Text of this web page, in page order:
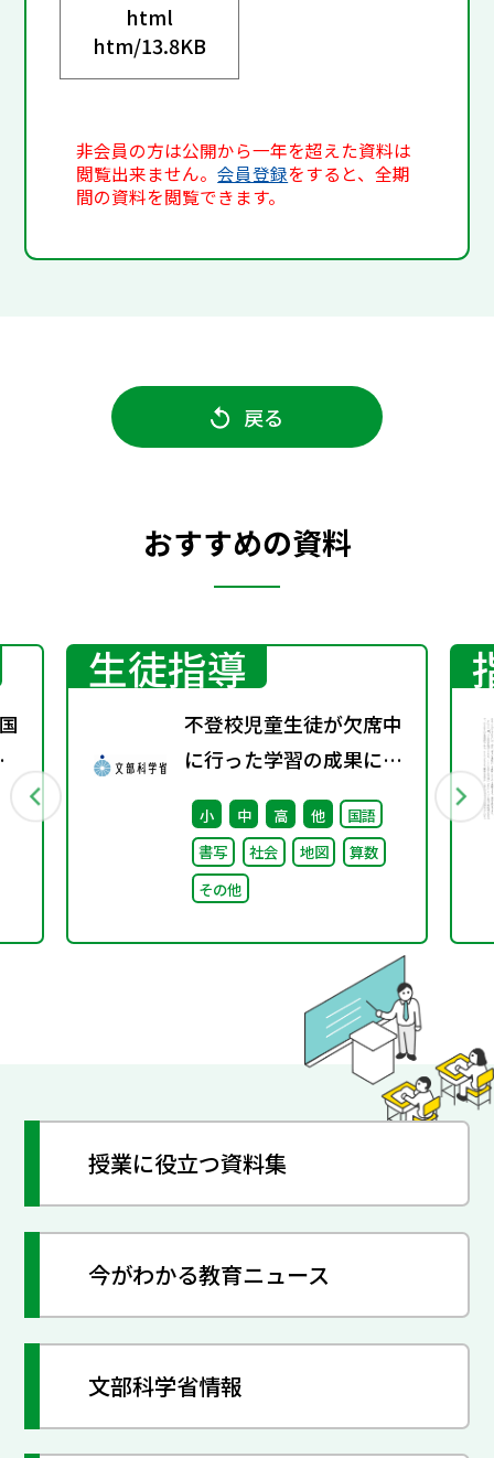
html
htm/13.8KB
非会員の方は公開から一年を超えた資料は
閲覧出来ません。会員登録をすると、全期
間の資料を閲覧できます。
戻る
おすすめの資料
生徒指導
不登校児童生徒が欠席中
に行った学習の成果に係
る成績評価について（通
知）
小 中 高 他
国語
書写
社会 地図
算数
その他
授業に役立つ資料集
今がわかる教育ニュース
文部科学省情報